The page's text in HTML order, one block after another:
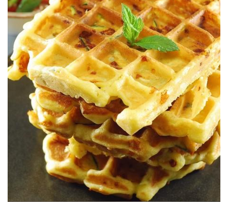
GOFRES DE CALABACÍN & MAÍZ
Para ir desempolvando la gofrera.